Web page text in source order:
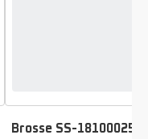
Brosse SS-
Note